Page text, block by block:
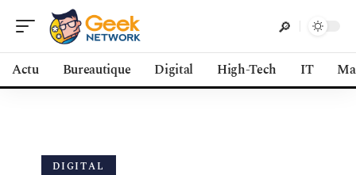
Actu Bureautique Digital High-Tech IT
DIGITAL